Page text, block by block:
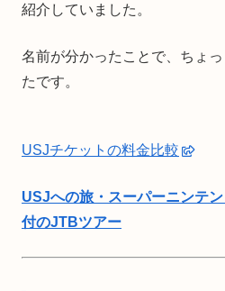
紹介していました。
名前が分かったことで、ちょ
たです。
USJチケットの料金比較
USJへの旅・スーパーニンテ
付のJTBツアー